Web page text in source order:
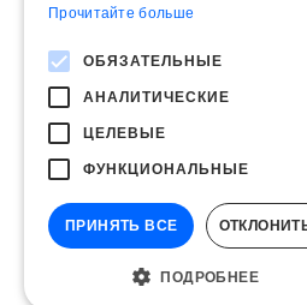
Прочитайте больше
ОБЯЗАТЕЛЬНЫЕ
АНАЛИТИЧЕСКИЕ
ЦЕЛЕВЫЕ
ФУНКЦИОНАЛЬНЫЕ
ПРИНЯТЬ ВСЕ
ПОДРОБНЕЕ